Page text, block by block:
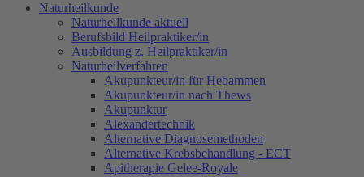
Naturheilkunde
Naturheilkunde aktuell
Berufsbild Heilpraktiker/in
Ausbildung z. Heilpraktiker/in
Naturheilverfahren
Akupunkteur/in für Hebammen
Akupunkteur/in nach Thews
Akupunktur
Alexandertechnik
Alternative Diagnosemethoden
Alternative Krebsbehandlung - ECT
Apitherapie Gelee-Royale